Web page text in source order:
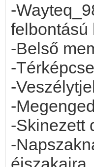
-
felbontású
-Belső
-
-
-
-Skinezett
-